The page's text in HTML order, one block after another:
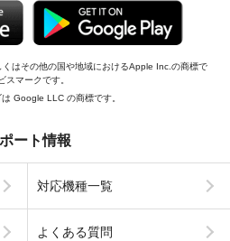
はその他の国や地域におけるApple Inc.の商標で
マークです。
Google LLC の商標です。
ート情報
対応機種一覧
よくある質問